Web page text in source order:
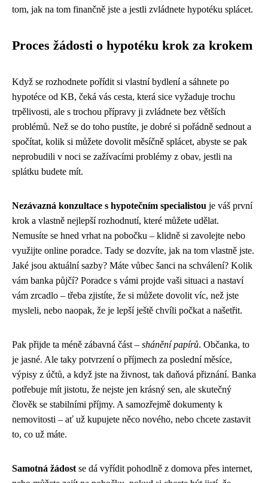
tom, jak na tom finančně jste a jestli zvládnete hypotéku splácet.
Proces žádosti o hypotéku krok za krokem
Když se rozhodnete pořídit si vlastní bydlení a sáhnete po
hypotéce od KB, čeká vás cesta, která sice vyžaduje trochu
trpělivosti, ale s trochou přípravy ji zvládnete bez větších
problémů. Než se do toho pustíte, je dobré si pořádně sednout a
spočítat, kolik si můžete dovolit měsíčně splácet, abyste se pak
neprobudili v noci se zažívacími problémy z obav, jestli na
splátku budete mít.
Nezávazná konzultace s hypotečním specialistou je váš první
krok a vlastně nejlepší rozhodnutí, které můžete udělat.
Nemusíte se hned vrhat na pobočku – klidně si zavolejte nebo
využijte online poradce. Tady se dozvíte, jak na tom vlastně jste.
Jaké jsou aktuální sazby? Máte vůbec šanci na schválení? Kolik
vám banka půjčí? Poradce s vámi projde vaši situaci a nastaví
vám zrcadlo – třeba zjistíte, že si můžete dovolit víc, než jste
mysleli, nebo naopak, že je lepší ještě chvíli počkat a našetřit.
Pak přijde ta méně zábavná část – shánění papírů. Občanka, to
je jasné. Ale taky potvrzení o příjmech za poslední měsíce,
výpisy z účtů, a když jste na živnost, tak daňová přiznání. Banka
potřebuje mít jistotu, že nejste jen krásný sen, ale skutečný
člověk se stabilními příjmy. A samozřejmě dokumenty k
nemovitosti – ať už kupujete něco nového, nebo chcete zastavit
to, co už máte.
Samotná žádost se dá vyřídit pohodlně z domova přes internet,